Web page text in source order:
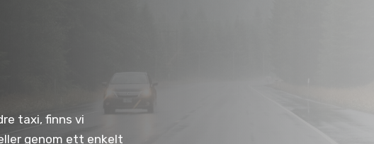
taxi, finns vi
genom ett enkelt